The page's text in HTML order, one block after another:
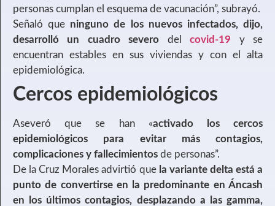
personas cumplan el esquema de vacunación”, subrayó.
Señaló que ninguno de los nuevos infectados, dijo,
desarrolló un cuadro severo delcovid-19 y se
encuentran estables en sus viviendas y con el alta
epidemiológica.
Cercos epidemiológicos
Aseveró que se han «activado los cercos
epidemiológicos para evitar más contagios,
complicaciones y fallecimientos de personas”.
De la Cruz Morales advirtió que la variante delta está a
punto de convertirse en la predominante en Áncash
en los últimos contagios, desplazando a las gamma,